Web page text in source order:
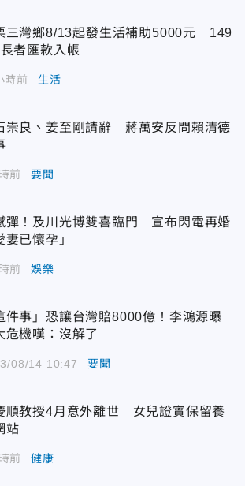
三灣鄉8/13起發生活補助5000元 149
者匯款入帳
時前 生活
崇良、姜至剛請辭 蔣萬安反問賴清德
前 要聞
彈！及川光博雙喜臨門 宣布閃電再婚
妻已懷孕」
前 娛樂
件事」恐讓台灣賠8000億！李鴻源曝
危機嘆：沒解了
08/14 10:47 要聞
順教授4月意外離世 女兒證實保留養
站
前 健康